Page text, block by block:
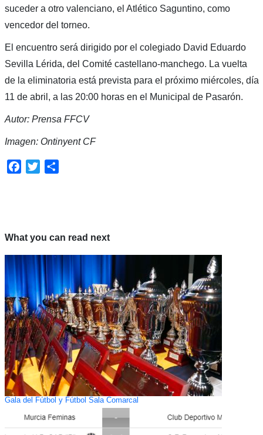
suceder a otro valenciano, el Atlético Saguntino, como
vencedor del torneo.
El encuentro será dirigido por el colegiado David Eduardo
Sevilla Lérida, del Comité castellano-manchego. La vuelta
de la eliminatoria está prevista para el próximo miércoles, día
11 de abril, a las 20:00 horas en el Municipal de Pasarón.
Autor: Prensa FFCV
Imagen: Ontinyent CF
Facebook
Twitter
What you can read next
Gala del Fútbol y Fútbol Sala Comarcal